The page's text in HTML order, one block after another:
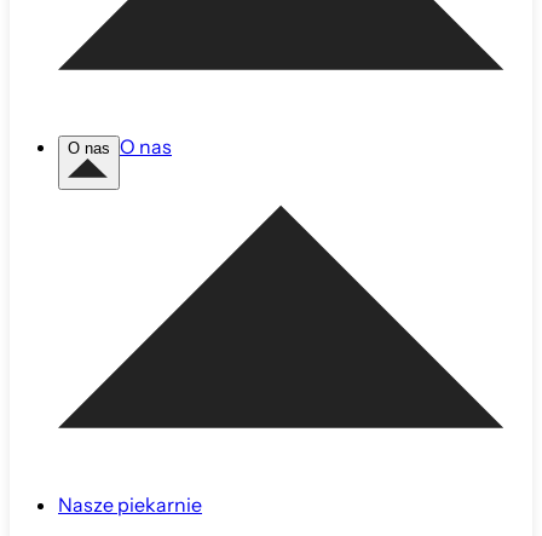
O nas O nas
Nasze piekarnie